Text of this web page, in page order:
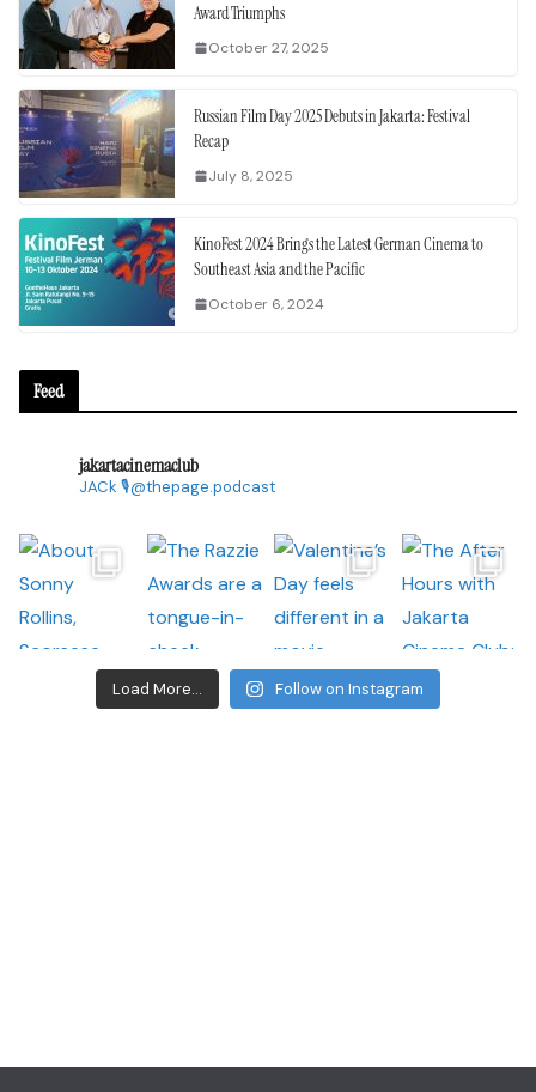
Award Triumphs
October 27, 2025
Russian Film Day 2025 Debuts in Jakarta: Festival
Recap
July 8, 2025
KinoFest 2024 Brings the Latest German Cinema to
Southeast Asia and the Pacific
October 6, 2024
Feed
jakartacinemaclub
JACk 🎙@thepage.podcast
Load More... Follow on Instagram